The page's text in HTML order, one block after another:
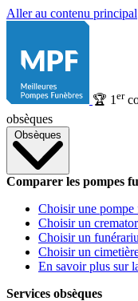
Aller au contenu principal
🏆 1 er
obsèques
Obsèques
Comparer les pompes
Choisir une pompe
Choisir un
Choisir un
Choisir un
En savoir plus sur
Services obsèques